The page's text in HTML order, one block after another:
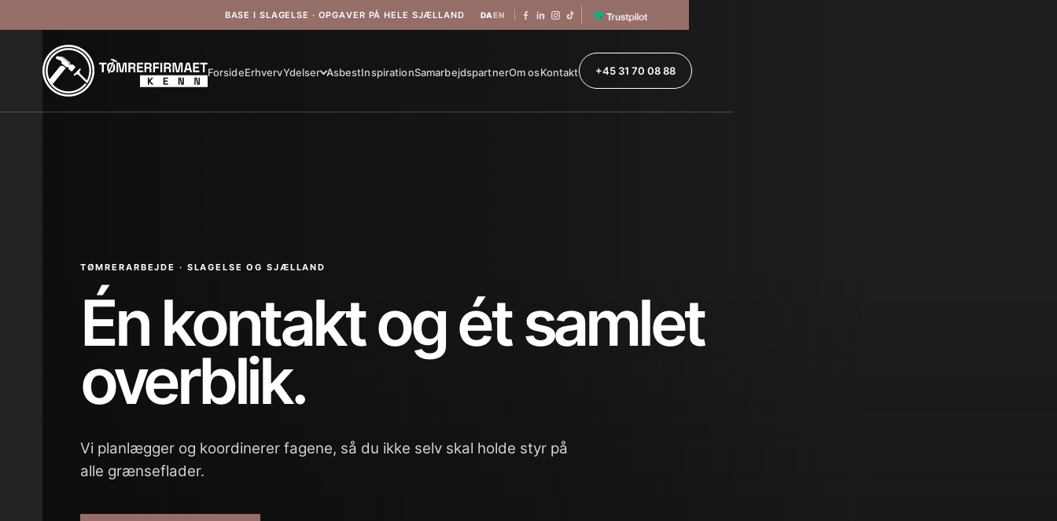
BASE I SLAGELSE · OPGAVER PÅ HELE SJÆLLAND DAEN
ForsideErhvervYdelser AsbestInspirationSamarbejdspartnerOm osKontakt +45 31 70 08 88
TØMRERARBEJDE · SLAGELSE OG SJÆLLAND
Én kontakt og ét samlet
overblik.
Vi planlægger og koordinerer fagene, så du ikke selv skal holde styr på
alle grænseflader.